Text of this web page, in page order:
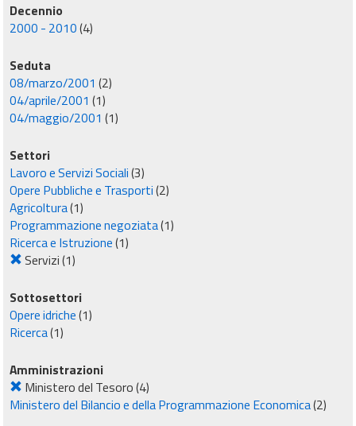
Decennio
2000 - 2010(4)
Seduta
08/marzo/2001 (2)
04/aprile/2001 (1)
04/maggio/2001 (1)
Settori
Lavoro e Servizi Sociali(3)
Opere Pubbliche e Trasporti(2)
Agricoltura(1)
Programmazione negoziata(1)
Ricerca e Istruzione(1)
Servizi(1)
Sottosettori
Opere idriche(1)
Ricerca(1)
Amministrazioni
Ministero del Tesoro(4)
Ministero del Bilancio e della Programmazione Economica(2)